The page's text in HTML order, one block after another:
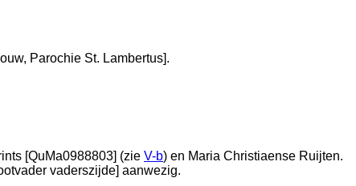
Parochie St. Lambertus].
[QuMa0988803] (zie V-b) en Maria Christiaense Ruijten.
vaderszijde] aanwezig.